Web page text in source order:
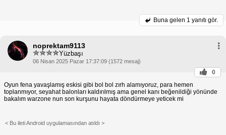
Buna gelen 1 yanıtı gör.
noprektam9113
Yüzbaşı
06 Nisan 2025 Pazar 17:37:09 (1572 mesaj)
0
Oyun fena yavaşlamış eskisi gibi bol bol zırh alamıyoruz, para hemen
toplanmıyor, seyahat balonları kaldırılmış ama genel kanı beğenildiği yönünde
bakalım warzone nun son kurşunu hayata döndürmeye yeticek mi
< Bu ileti Android uygulamasından atıldı >